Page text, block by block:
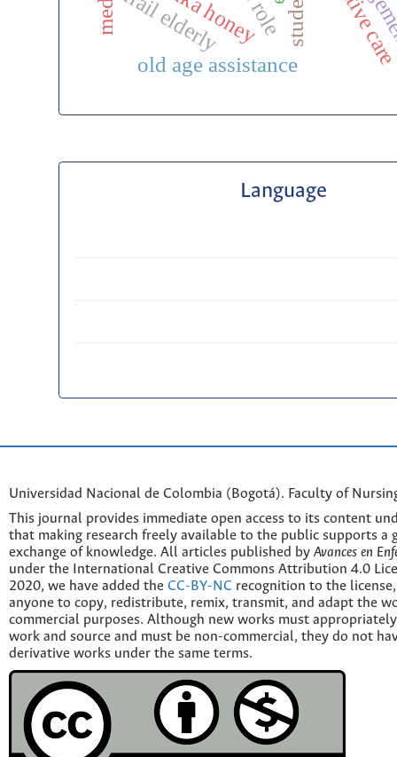
frail elderly
old age assistance
Language
Universidad Nacional de Colombia (Bogotá). Faculty of
This journal provides immediate open access to its content
that making research freely available to the public supports a
exchange of knowledge. All articles published by Avances en
under the International Creative Commons Attribution 4.0
2020, we have added the CC-BY-NC recognition to the
anyone to copy, redistribute, remix, transmit, and adapt the
commercial purposes. Although new works must
work and source and must be non-commercial, they do not
derivative works under the same terms.